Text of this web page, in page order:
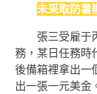
未采取防暑
張三受雇于
務，某日任務時
後備箱裡拿出一
出一張一元美金